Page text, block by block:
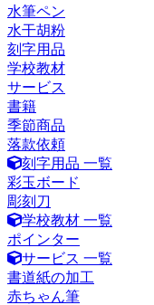
水筆ペン
水干胡粉
刻字用品
学校教材
サービス
書籍
季節商品
落款依頼
刻字用品 一覧
彩玉ボード
彫刻刀
学校教材 一覧
ポインター
サービス 一覧
書道紙の加工
赤ちゃん筆